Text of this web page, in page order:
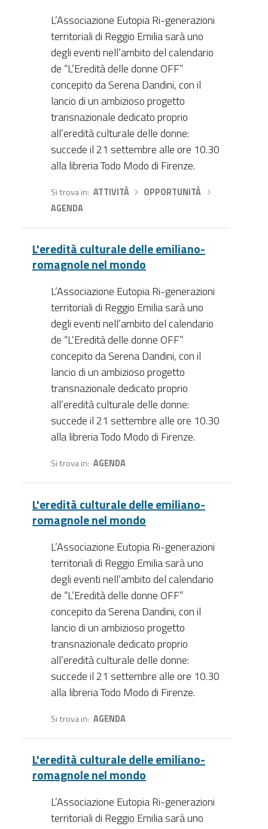
L’Associazione Eutopia Ri-generazioni
territoriali di Reggio Emilia sarà uno
degli eventi nell’ambito del calendario
de “L’Eredità delle donne OFF”
concepito da Serena Dandini, con il
lancio di un ambizioso progetto
transnazionale dedicato proprio
all’eredità culturale delle donne:
succede il 21 settembre alle ore 10.30
alla libreria Todo Modo di Firenze.
Si trova in ATTIVITÀ› OPPORTUNITÀ
AGENDA
L'eredità culturale delle emiliano-
romagnole nel mondo
L’Associazione Eutopia Ri-generazioni
territoriali di Reggio Emilia sarà uno
degli eventi nell’ambito del calendario
de “L’Eredità delle donne OFF”
concepito da Serena Dandini, con il
lancio di un ambizioso progetto
transnazionale dedicato proprio
all’eredità culturale delle donne:
succede il 21 settembre alle ore 10.30
alla libreria Todo Modo di Firenze.
Si trova in AGENDA
L'eredità culturale delle emiliano-
romagnole nel mondo
L’Associazione Eutopia Ri-generazioni
territoriali di Reggio Emilia sarà uno
degli eventi nell’ambito del calendario
de “L’Eredità delle donne OFF”
concepito da Serena Dandini, con il
lancio di un ambizioso progetto
transnazionale dedicato proprio
all’eredità culturale delle donne:
succede il 21 settembre alle ore 10.30
alla libreria Todo Modo di Firenze.
Si trova in AGENDA
L'eredità culturale delle emiliano-
romagnole nel mondo
L’Associazione Eutopia Ri-generazioni
territoriali di Reggio Emilia sarà uno